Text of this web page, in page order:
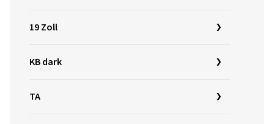
19 Zoll
KB dark
TA